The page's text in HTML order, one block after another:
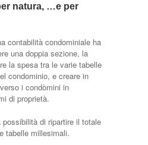
natura, …e per
contabilità condominiale ha
una doppia sezione, la
la spesa tra le varie tabelle
condominio, e creare in
i condòmini in
di proprietà.
possibilità di ripartire il totale
tabelle millesimali.